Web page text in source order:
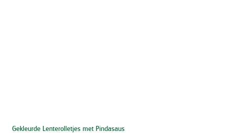
Gekleurde Lenterolletjes met Pindasaus